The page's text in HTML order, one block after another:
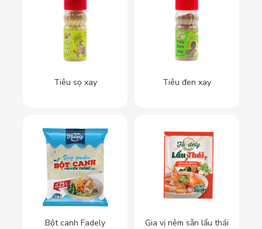
Tiêu sọ xay Tiêu đen xay
Bột canh Fadely Gia vị nêm sẵn lẩu thái